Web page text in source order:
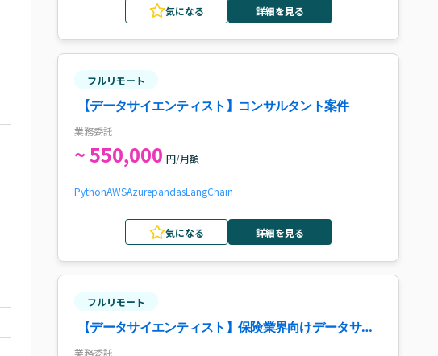
気になる 詳細を見る
フルリモート
【データサイエンティスト】コンサルタント案件
業務委託
~ 550,000 円/月額
PythonAWSAzurepandasLangChain
気になる 詳細を見る
フルリモート
【データサイエンティスト】保険業界向けデータサイ
エンスコンサルタント案件
業務委託